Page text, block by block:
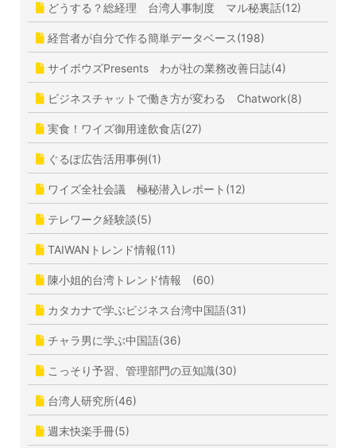
どうする？総経理 台湾人事制度 マル秘裏話(12)
経営者が自分で作る簡単データベース(198)
サイボウズPresents わが社の業務改善日誌(4)
ビジネスチャットで働き方が変わる Chatwork(8)
実食！ワイズ御用達飲食店(27)
ぐるぽ広告活用事例(1)
ワイズ全社会議 極秘潜入レポート(12)
テレワーク経験談(5)
TAIWANトレンド情報(11)
陳小姐的台湾トレンド情報 (60)
カタカナで学ぶビジネス台湾中国語(31)
チャラ男に学ぶ中国語(36)
こっそり予習、管理部門の豆知識(30)
台湾人研究所(46)
週末快楽手冊(5)